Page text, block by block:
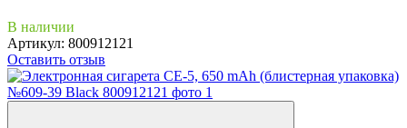
В наличии
Артикул: 800912121
Оставить отзыв